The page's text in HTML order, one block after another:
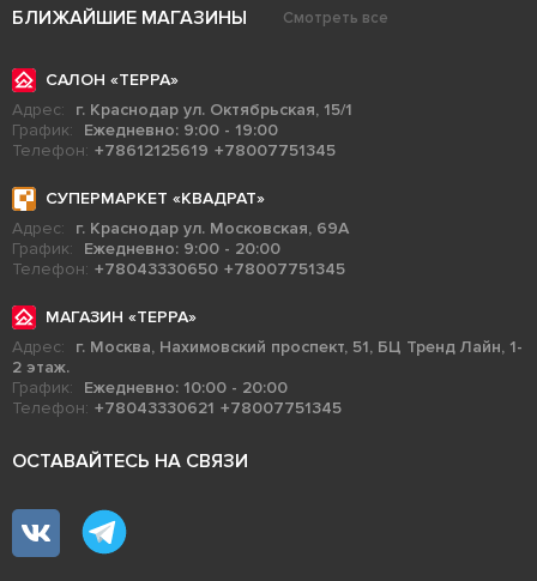
БЛИЖАЙШИЕ МАГАЗИНЫ Смотреть все
САЛОН «ТЕРРА»
Адрес:
г. Краснодар ул. Октябрьская, 15/1
График:
Ежедневно: 9:00 - 19:00
Телефон: +78612125619 +78007751345
СУПЕРМАРКЕТ «КВАДРАТ»
Адрес:
г. Краснодар ул. Московская, 69А
График:
Ежедневно: 9:00 - 20:00
Телефон: +78043330650 +78007751345
МАГАЗИН «ТЕРРА»
Адрес:
г. Москва, Нахимовский проспект, 51, БЦ Тренд Лайн, 1-
2 этаж.
График:
Ежедневно: 10:00 - 20:00
Телефон: +78043330621 +78007751345
ОСТАВАЙТЕСЬ НА СВЯЗИ